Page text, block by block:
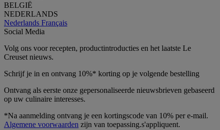
BELGIË
NEDERLANDS
Nederlands Français
Social Media
Volg ons voor recepten, productintroducties en het laatste Le
Creuset nieuws.
Schrijf je in en ontvang 10%* korting op je volgende bestelling
Ontvang als eerste onze gepersonaliseerde nieuwsbrieven gebaseerd
op uw culinaire interesses.
*Na aanmelding ontvang je een kortingscode van 10% per e-mail.
Algemene voorwaarden zijn van toepassing.s'appliquent.